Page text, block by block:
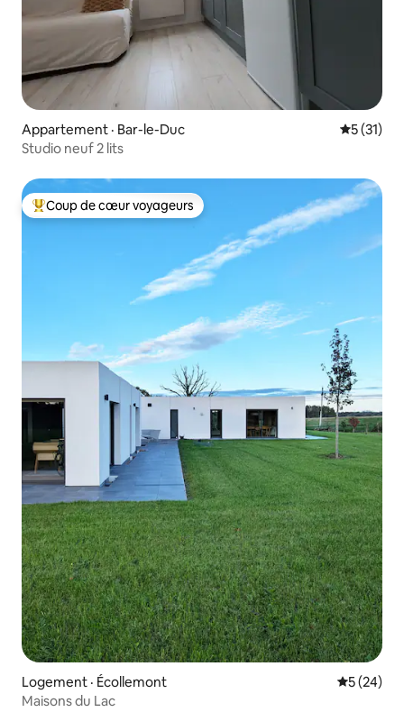
Appartement · Bar-le-Duc Note
5 (31)
Studio neuf 2 lits
Coup de cœur voyageurs parmi les plus aimés
Coup de cœur voyageurs
Logement · Écollemont Note
5 (24)
Maisons du Lac